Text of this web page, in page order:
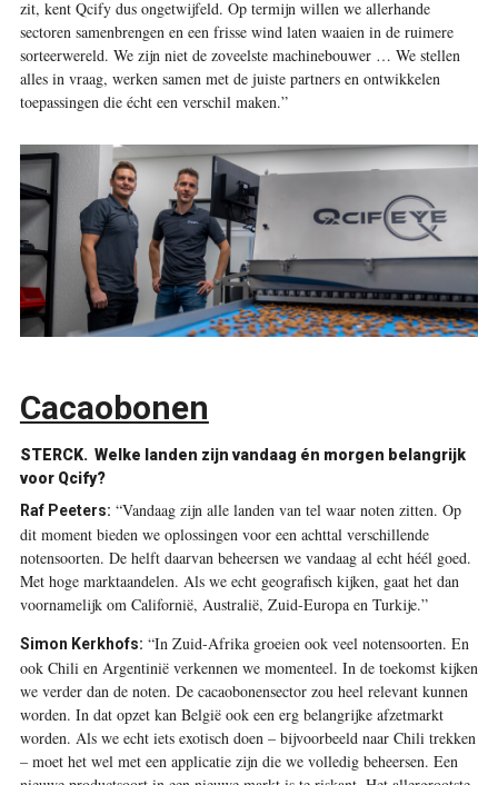
zit, kent Qcify dus ongetwijfeld. Op termijn willen we allerhande
sectoren samenbrengen en een frisse wind laten waaien in de ruimere
sorteerwereld. We zijn niet de zoveelste machinebouwer … We stellen
alles in vraag, werken samen met de juiste partners en ontwikkelen
toepassingen die écht een verschil maken.”
Cacaobonen
STERCK. Welke landen zijn vandaag én morgen belangrijk
voor Qcify?
Raf Peeters: “Vandaag zijn alle landen van tel waar noten zitten. Op
dit moment bieden we oplossingen voor een achttal verschillende
notensoorten. De helft daarvan beheersen we vandaag al echt héél goed.
Met hoge marktaandelen. Als we echt geografisch kijken, gaat het dan
voornamelijk om Californië, Australië, Zuid-Europa en Turkije.”
Simon Kerkhofs: “In Zuid-Afrika groeien ook veel notensoorten. En
ook Chili en Argentinië verkennen we momenteel. In de toekomst kijken
we verder dan de noten. De cacaobonensector zou heel relevant kunnen
worden. In dat opzet kan België ook een erg belangrijke afzetmarkt
worden. Als we echt iets exotisch doen – bijvoorbeeld naar Chili trekken
– moet het wel met een applicatie zijn die we volledig beheersen. Een